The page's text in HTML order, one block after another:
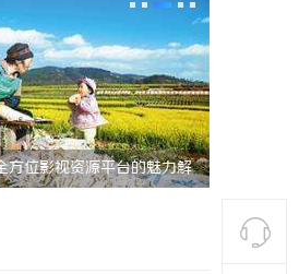
探秘2828电影网：打造全新观影体验的